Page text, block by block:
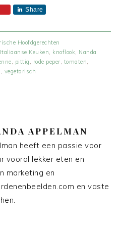
Share
Hoofdgerechten
Italiaanse Keuken, knoflook, Nanda
, pittig , rode peper, tomaten,
, vegetarisch
APPELMAN
heeft een passie voor
vooral lekker eten en
marketing en
en vaste